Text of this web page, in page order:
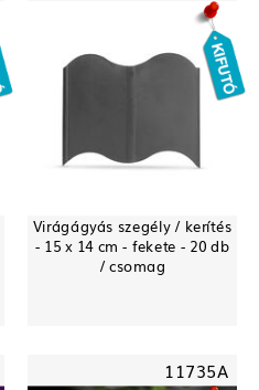
Virágágyás szegély / kerítés
- 15 x 14 cm - fekete - 20 db
/ csomag
11735A